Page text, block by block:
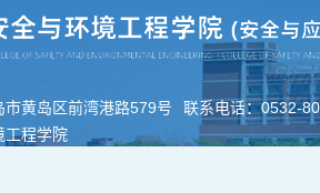
黄岛区前湾港路579号
联系电话：0532-
工程学院